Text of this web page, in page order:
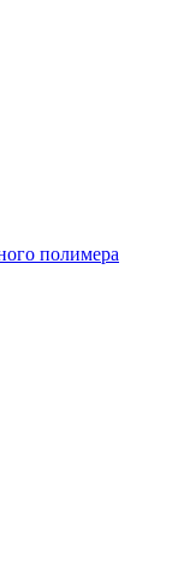
полимера